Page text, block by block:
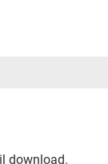
download.